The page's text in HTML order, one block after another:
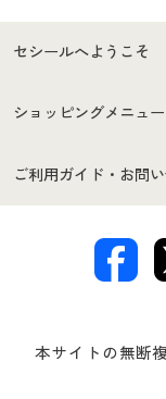
セシールへようこそ
はじめての方へ
セシールご利用規約
著作権・商標について
ショッピングメニュー
商品カテゴリ
プレゼント＆キャンペ
ご利用ガイド・お問
交換・返品は
ついて
本サイトの無断